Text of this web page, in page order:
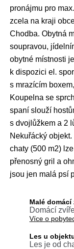
pronájmu pro
zcela na kraji
Chodba. Obytná
soupravou,
obytné místnosti
k dispozici el.
s mrazícím
Koupelna se
spaní slouží
s dvojlůžkem a 2
Nekuřácký
chaty (500 m2)
přenosný gril a
jsou jen malá psí
Malé domácí
Domácí
Více o
Les u
Les je od